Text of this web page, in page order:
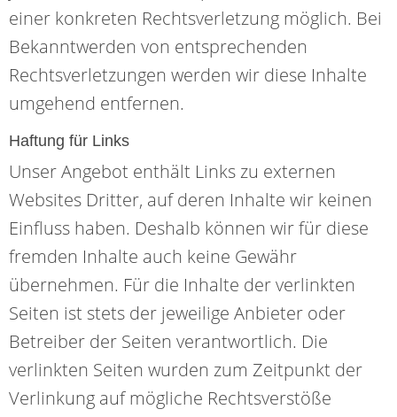
einer konkreten Rechtsverletzung möglich. Bei
Bekanntwerden von entsprechenden
Rechtsverletzungen werden wir diese Inhalte
umgehend entfernen.
Haftung für Links
Unser Angebot enthält Links zu externen
Websites Dritter, auf deren Inhalte wir keinen
Einfluss haben. Deshalb können wir für diese
fremden Inhalte auch keine Gewähr
übernehmen. Für die Inhalte der verlinkten
Seiten ist stets der jeweilige Anbieter oder
Betreiber der Seiten verantwortlich. Die
verlinkten Seiten wurden zum Zeitpunkt der
Verlinkung auf mögliche Rechtsverstöße